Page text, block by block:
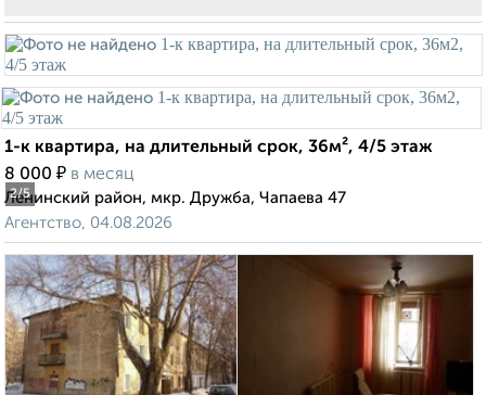
2/5
1-к квартира, на длительный срок, 36м², 4/5 этаж
8 000 ₽ в месяц
Ленинский район, мкр. Дружба, Чапаева 47
Агентство, 04.08.2026